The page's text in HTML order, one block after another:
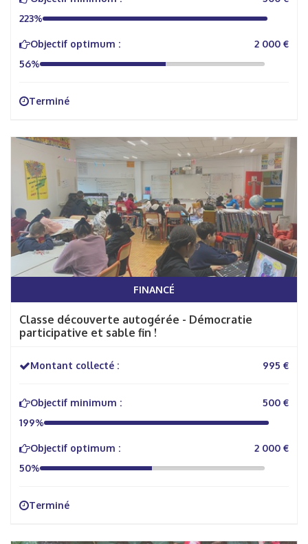
223%
Objectif optimum :
2 000 €
56%
Terminé
FINANCÉ
Classe découverte autogérée - Démocratie
participative et sable fin !
Montant collecté : 995 €
Objectif minimum :
500 €
199%
Objectif optimum :
2 000 €
50%
Terminé